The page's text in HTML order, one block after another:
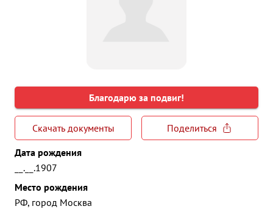
Благодарю за подвиг!
Скачать документы
Поделиться
Дата рождения
__.__.1907
Место рождения
РФ, город Москва